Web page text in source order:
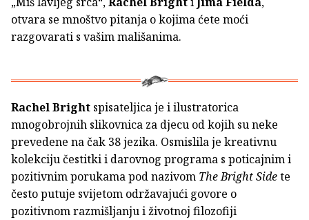
otvara se mnoštvo pitanja o kojima ćete moći
razgovarati s vašim mališanima.
Rachel Bright spisateljica je i ilustratorica
mnogobrojnih slikovnica za djecu od kojih su neke
prevedene na čak 38 jezika. Osmislila je kreativnu
kolekciju čestitki i darovnog programa s poticajnim i
pozitivnim porukama pod nazivom The Bright Sidete
često putuje svijetom održavajući govore o
pozitivnom razmišljanju i životnoj filozofiji